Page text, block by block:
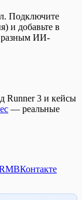
Подключите
и добавьте в
разным ИИ-
Runner 3 и кейсы
— реальные
ВКонтакте